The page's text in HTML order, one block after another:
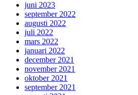
juni 2023
september 2022
augusti 2022
juli 2022
mars 2022
januari 2022
december 2021
november 2021
oktober 2021
september 2021